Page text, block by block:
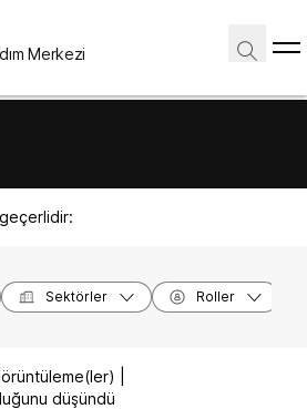
Merkezi
Sektörler Roller
|
düşündü